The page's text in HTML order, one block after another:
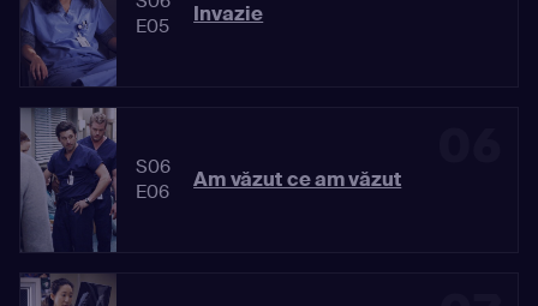
E05
Invazie
S06
E06
Am văzut ce am văzut